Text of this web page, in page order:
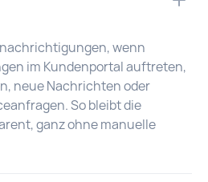
wenn
im Kundenportal auftreten,
neue Nachrichten oder
So bleibt die
ganz ohne manuelle